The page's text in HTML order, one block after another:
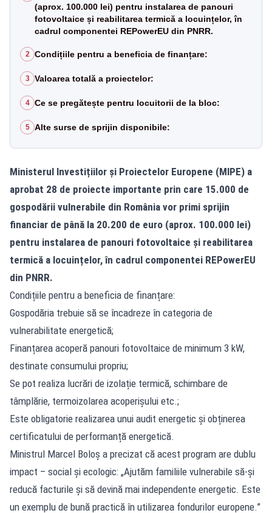
(aprox. 100.000 lei) pentru instalarea de panouri
fotovoltaice și reabilitarea termică a locuințelor, în
cadrul componentei REPowerEU din PNRR.
2 Condițiile pentru a beneficia de finanțare:
3 Valoarea totală a proiectelor:
4 Ce se pregătește pentru locuitorii de la bloc:
5 Alte surse de sprijin disponibile:
Ministerul Investițiilor și Proiectelor Europene (MIPE) a
aprobat 28 de proiecte importante prin care 15.000 de
gospodării vulnerabile din România vor primi sprijin
financiar de până la 20.200 de euro (aprox. 100.000 lei)
pentru instalarea de panouri fotovoltaice și reabilitarea
termică a locuințelor, în cadrul componentei REPowerEU
din PNRR.
Condițiile pentru a beneficia de finanțare:
Gospodăria trebuie să se încadreze în categoria de
vulnerabilitate energetică;
Finanțarea acoperă panouri fotovoltaice de minimum 3 kW,
destinate consumului propriu;
Se pot realiza lucrări de izolație termică, schimbare de
tâmplărie, termoizolarea acoperișului etc.;
Este obligatorie realizarea unui audit energetic și obținerea
certificatului de performanță energetică.
Ministrul Marcel Boloș a precizat că acest program are dublu
impact – social și ecologic: „Ajutăm familiile vulnerabile să-și
reducă facturile și să devină mai independente energetic. Este
un exemplu de bună practică în utilizarea fondurilor europene.”